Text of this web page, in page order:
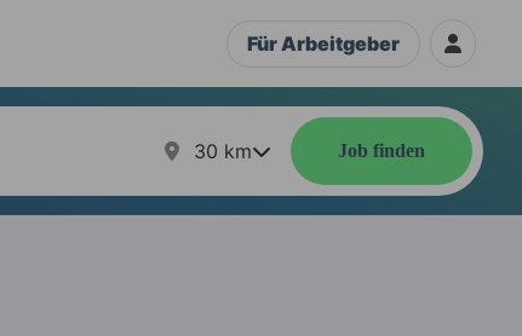
Für Arbeitgeber
30 km Job finden